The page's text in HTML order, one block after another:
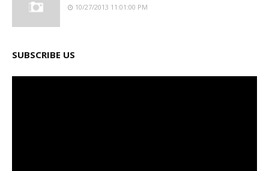
10/27/2013 11:01:00 PM
SUBSCRIBE US